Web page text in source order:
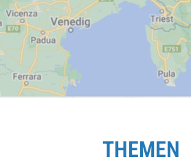
THEMEN